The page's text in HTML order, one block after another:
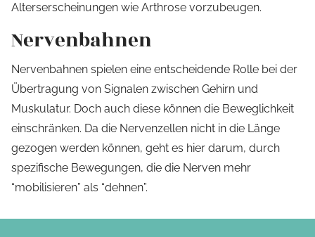
Alterserscheinungen wie Arthrose vorzubeugen.
Nervenbahnen
Nervenbahnen spielen eine entscheidende Rolle bei der
Übertragung von Signalen zwischen Gehirn und
Muskulatur. Doch auch diese können die Beweglichkeit
einschränken. Da die Nervenzellen nicht in die Länge
gezogen werden können, geht es hier darum, durch
spezifische Bewegungen, die die Nerven mehr
“mobilisieren” als “dehnen”.